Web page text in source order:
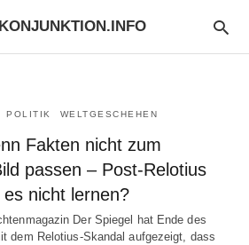
POLITIK WELTGESCHEHEN
Fakten nicht zum
passen – Post-Relotius
nicht lernen?
Der Spiegel hat Ende des
dem Relotius-Skandal aufgezeigt, dass